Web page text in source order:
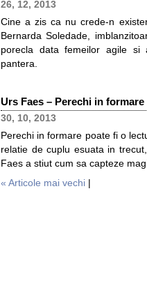
26, 12, 2013
Cine a zis ca nu crede-n
Bernarda Soledade,
porecla data femeilor agile si
pantera.
Urs Faes – Perechi in formare
30, 10, 2013
Perechi in formare poate fi o
relatie de cuplu esuata in
Faes a stiut cum sa capteze
« Articole mai vechi